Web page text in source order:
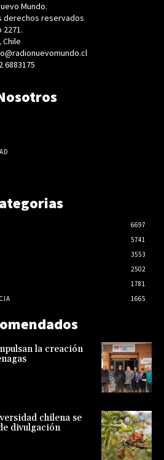
Mundo.
derechos reservados
2271.
Chile
6883175
6697
5741
3553
2502
1781
1665
la creación
chilena se
divulgación